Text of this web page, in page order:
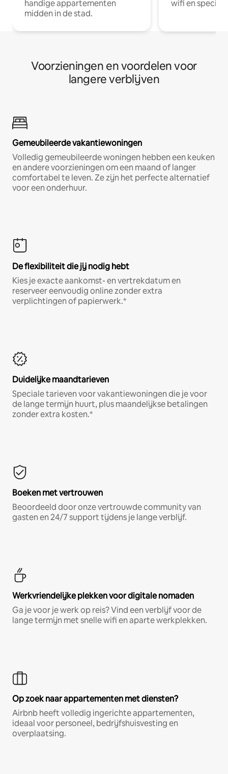
handige appartementen
midden in de stad.
wifi en
Voorzieningen en voordelen voor
langere verblijven
Gemeubileerde vakantiewoningen
Volledig gemeubileerde woningen hebben een keuken
en andere voorzieningen om een maand of langer
comfortabel te leven. Ze zijn het perfecte alternatief
voor een onderhuur.
De flexibiliteit die jij nodig hebt
Kies je exacte aankomst- en vertrekdatum en
reserveer eenvoudig online zonder extra
verplichtingen of papierwerk.*
Duidelijke maandtarieven
Speciale tarieven voor vakantiewoningen die je voor
de lange termijn huurt, plus maandelijkse betalingen
zonder extra kosten.*
Boeken met vertrouwen
Beoordeeld door onze vertrouwde community van
gasten en 24/7 support tijdens je lange verblijf.
Werkvriendelijke plekken voor digitale nomaden
Ga je voor je werk op reis? Vind een verblijf voor de
lange termijn met snelle wifi en aparte werkplekken.
Op zoek naar appartementen met diensten?
Airbnb heeft volledig ingerichte appartementen,
ideaal voor personeel, bedrijfshuisvesting en
overplaatsing.